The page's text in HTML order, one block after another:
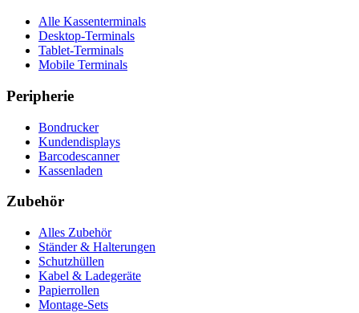
Alle Kassenterminals
Desktop-Terminals
Tablet-Terminals
Mobile Terminals
Peripherie
Bondrucker
Kundendisplays
Barcodescanner
Kassenladen
Zubehör
Alles Zubehör
Ständer & Halterungen
Schutzhüllen
Kabel & Ladegeräte
Papierrollen
Montage-Sets